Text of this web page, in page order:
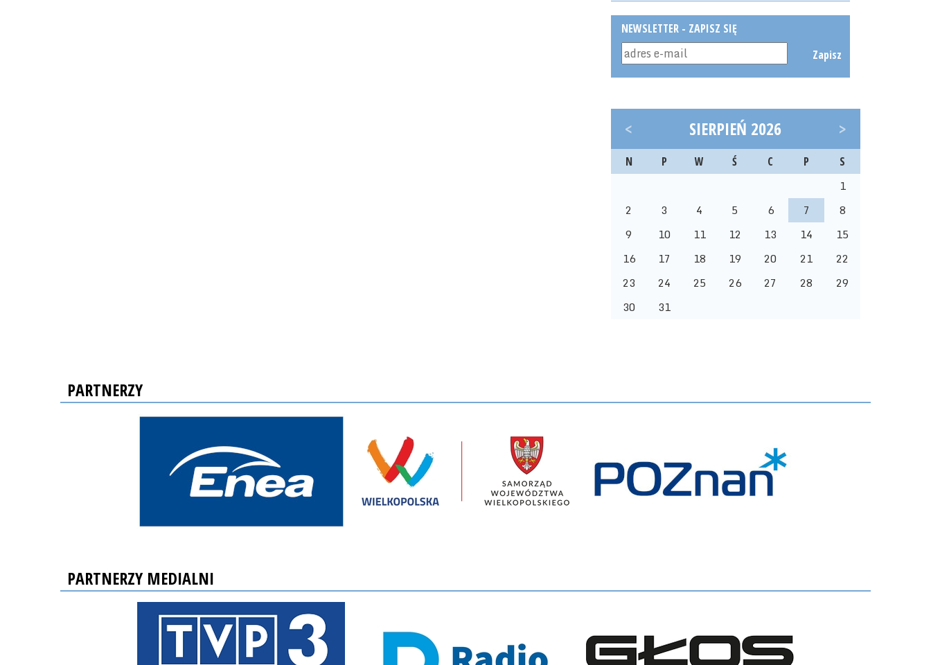
NEWSLETTER - ZAPISZ SIĘ
Zapisz
< SIERPIEŃ 2026 >
N P W Ś C P S
1
2
3 4 5 6 7
8
9
10 11 12 13 14
15
16
17 18 19 20 21
22
23
24 25 26 27 28
29
30
31
PARTNERZY
PARTNERZY MEDIALNI